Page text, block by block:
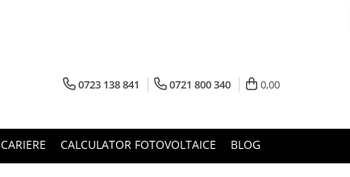
0723 138 841 0721 800 340 0,00
CARIERE CALCULATOR FOTOVOLTAICE BLOG